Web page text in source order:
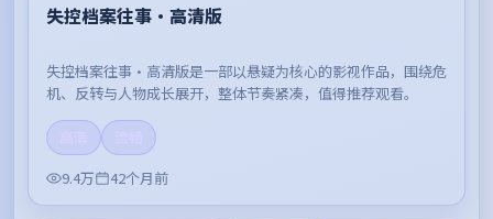
失控档案往事·高清版
失控档案往事·高清版是一部以悬疑为核心的影视作品，围绕危
机、反转与人物成长展开，整体节奏紧凑，值得推荐观看。
9.4万
42个月前